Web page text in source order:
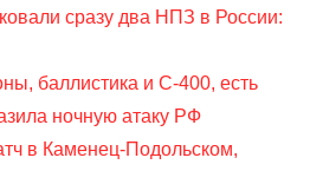
сразу два НПЗ в России:
баллистика и С-400, есть
ночную атаку РФ
в Каменец-Подольском,